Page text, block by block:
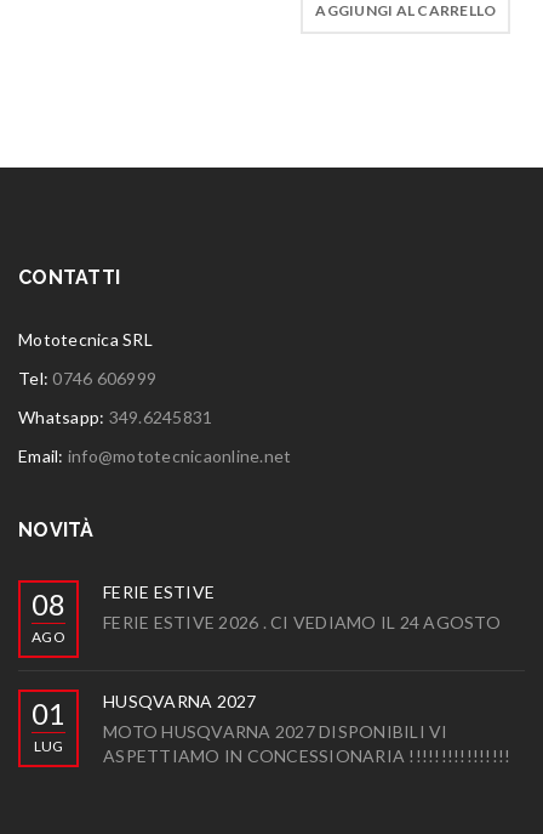
AGGIUNGI AL CARRELLO
CONTATTI
Mototecnica SRL
Tel:0746 606999
Whatsapp: 349.6245831
Email: info@mototecnicaonline.net
NOVITÀ
08
AGO
FERIE ESTIVE
FERIE ESTIVE 2026 . CI VEDIAMO IL 24 AGOSTO
01
LUG
HUSQVARNA 2027
MOTO HUSQVARNA 2027 DISPONIBILI VI
ASPETTIAMO IN CONCESSIONARIA !!!!!!!!!!!!!!!!